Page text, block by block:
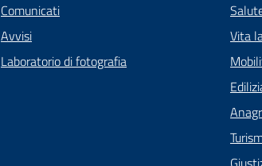
Comunicati
Avvisi
Laboratorio di fotografia
Vita